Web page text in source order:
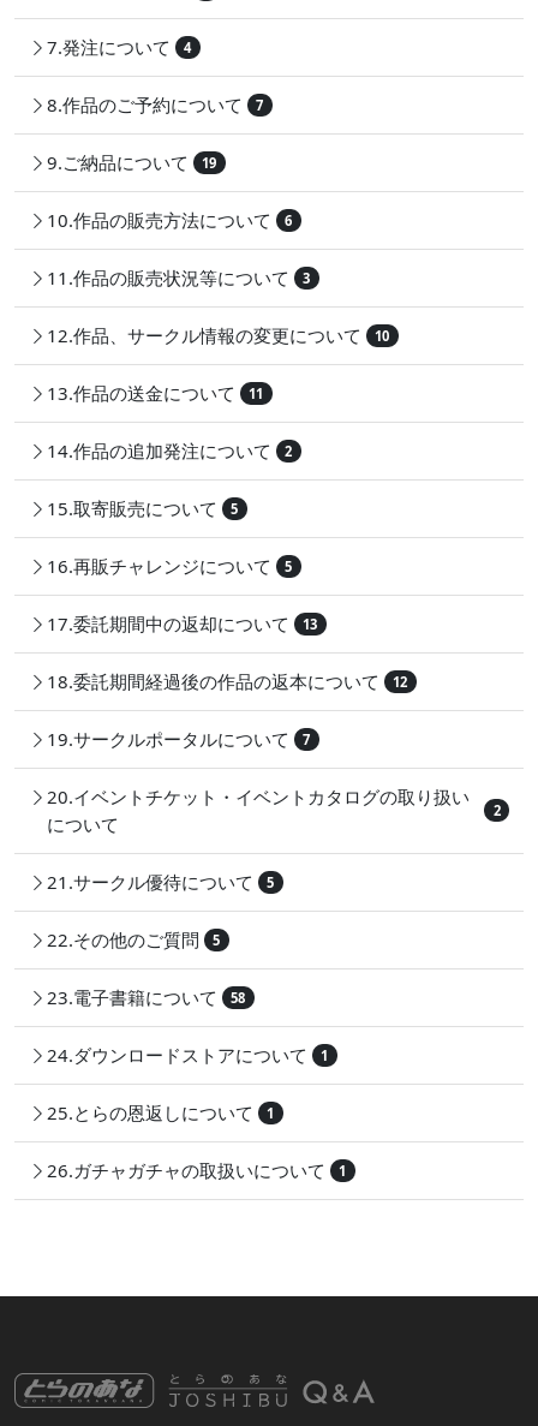
7.発注について 4
8.作品のご予約について 7
9.ご納品について 19
10.作品の販売方法について 6
11.作品の販売状況等について 3
12.作品、サークル情報の変更について 10
13.作品の送金について 11
14.作品の追加発注について 2
15.取寄販売について 5
16.再販チャレンジについて 5
17.委託期間中の返却について 13
18.委託期間経過後の作品の返本について 12
19.サークルポータルについて 7
20.イベントチケット・イベントカタログの取り扱い
について
2
21.サークル優待について 5
22.その他のご質問 5
23.電子書籍について 58
24.ダウンロードストアについて 1
25.とらの恩返しについて 1
26.ガチャガチャの取扱いについて 1